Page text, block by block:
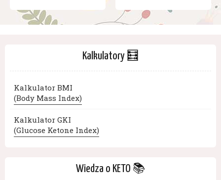
Kalkulatory 🧮
Kalkulator BMI
(Body Mass Index)
Kalkulator GKI
(Glucose Ketone Index)
Wiedza o KETO 📚